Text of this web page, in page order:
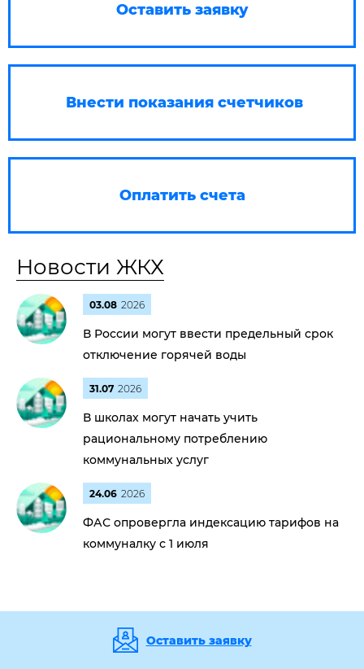
Оставить заявку
Внести показания счетчиков
Оплатить счета
Новости ЖКХ
03.08 2026
В России могут ввести предельный срок
отключение горячей воды
31.07 2026
В школах могут начать учить
рациональному потреблению
коммунальных услуг
24.06 2026
ФАС опровергла индексацию тарифов на
коммуналку с 1 июля
Оставить заявку